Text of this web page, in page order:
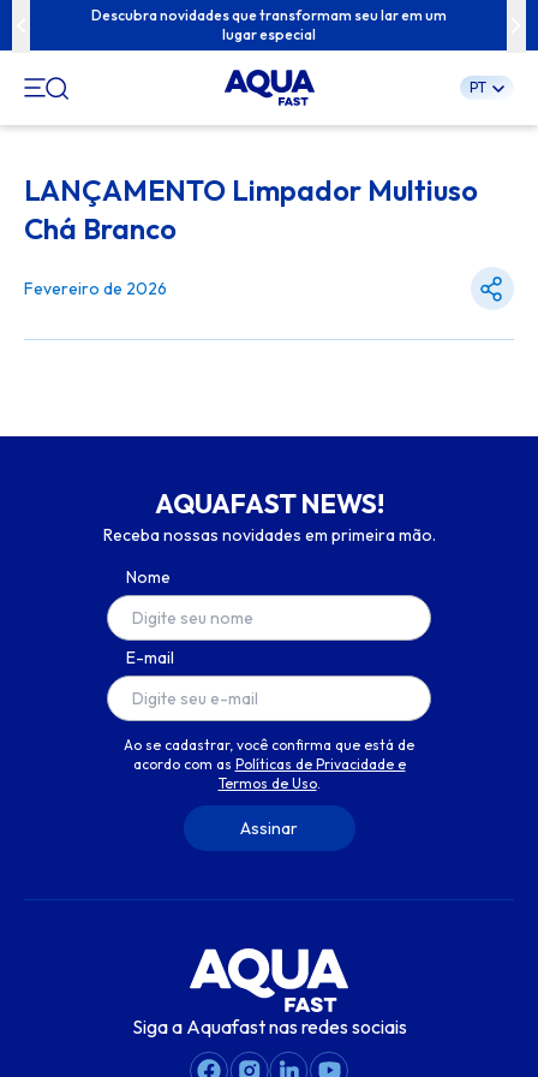
conteúdo
Descubra novidades que transformam seu lar em um
lugar especial
PT
LANÇAMENTO Limpador Multiuso
Chá Branco
Fevereiro de 2026
AQUAFAST NEWS!
Receba nossas novidades em primeira mão.
Nome
E-mail
Ao se cadastrar, você confirma que está de
acordo com as Políticas de Privacidade e
Termos de Uso.
Siga a Aquafast nas redes sociais